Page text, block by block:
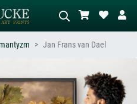
Opisz scenę – np. zielona łąka,
abstrakcja z czerwienią, ciemny olej,
Jan Frans van Dael